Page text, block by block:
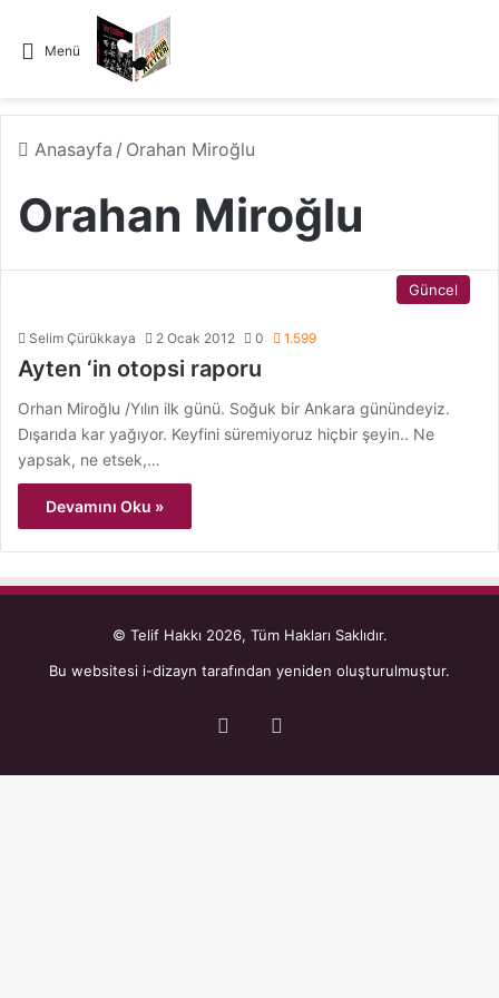
Menü
Anasayfa / Orahan Miroğlu
Orahan Miroğlu
Güncel
Selim Çürükkaya 2 Ocak 2012 0 1.599
Ayten ‘in otopsi raporu
Orhan Miroğlu /Yılın ilk günü. Soğuk bir Ankara günündeyiz.
Dışarıda kar yağıyor. Keyfini süremiyoruz hiçbir şeyin.. Ne
yapsak, ne etsek,…
Devamını Oku »
© Telif Hakkı 2026, Tüm Hakları Saklıdır.
Bu websitesi i-dizayn tarafından yeniden oluşturulmuştur.
Facebook